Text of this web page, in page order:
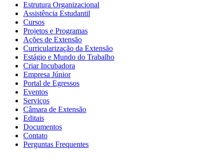
Estrutura Organizacional
Assistência Estudantil
Cursos
Projetos e Programas
Ações de Extensão
Curricularização da Extensão
Estágio e Mundo do Trabalho
Criar Incubadora
Empresa Júnior
Portal de Egressos
Eventos
Serviços
Câmara de Extensão
Editais
Documentos
Contato
Perguntas Frequentes